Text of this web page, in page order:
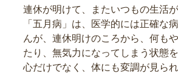
連休が明けて、またいつもの生活
「五月病」は、医学的には正確な
んが、連休明けのころから、何も
たり、無気力になってしまう状態を
心だけでなく、体にも変調が見ら